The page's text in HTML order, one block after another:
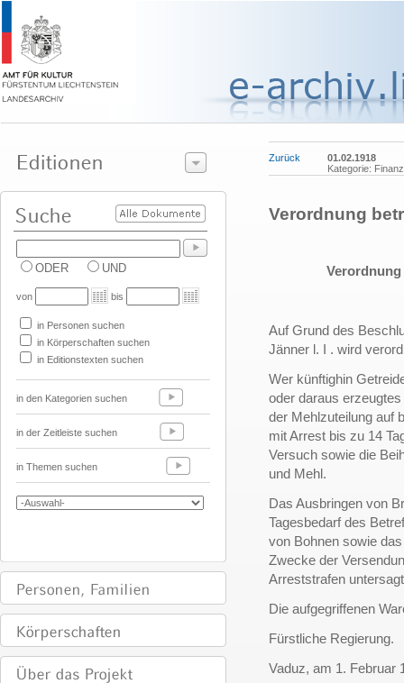
ODER UND
von bis
in Personen suchen
in Körperschaften suchen
in Editionstexten suchen
in den Kategorien suchen
in der Zeitleiste suchen
in Themen suchen
Zurück
01.02.1918
Kategorie:
Verordnung
Auf Grund des
Jänner l. I . wird
Wer künftighin
oder daraus
der Mehlzuteilung auf
mit Arrest bis zu 14
Versuch sowie die
und Mehl.
Das Ausbringen von
Tagesbedarf des
von Bohnen sowie
Zwecke der
Arreststrafen
Die aufgegriffenen
Fürstliche Regierung.
Vaduz, am 1. Februar